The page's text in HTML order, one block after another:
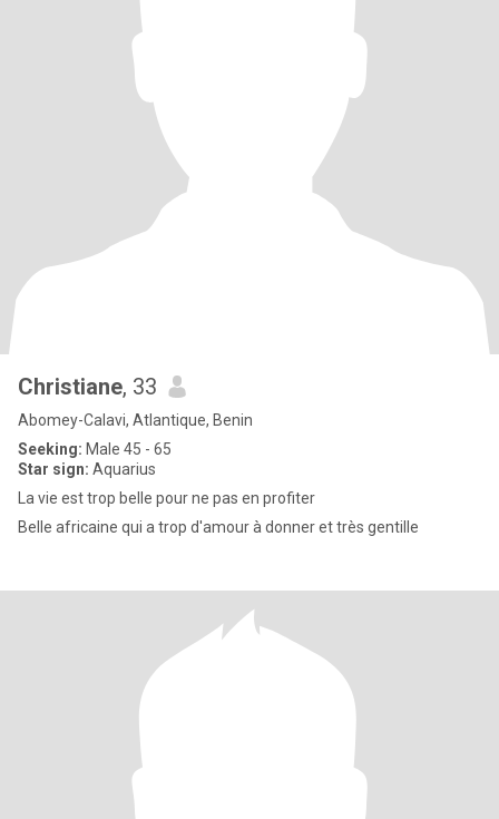
Christiane, 33
Abomey-Calavi, Atlantique, Benin
Seeking: Male 45 - 65
Star sign: Aquarius
La vie est trop belle pour ne pas en profiter
Belle africaine qui a trop d'amour à donner et très gentille